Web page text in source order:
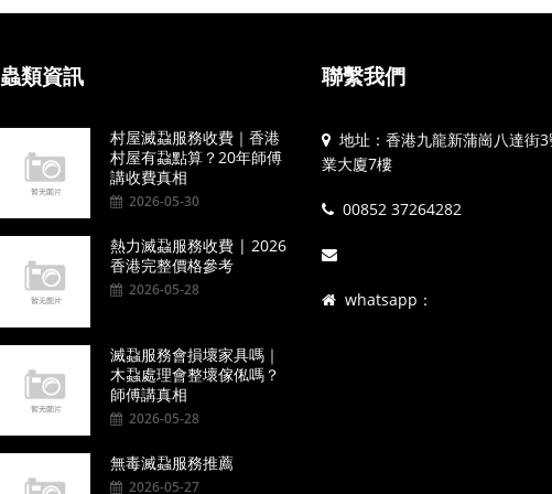
蟲類資訊
村屋滅蝨服務收費｜香港
村屋有蝨點算？20年師傅
講收費真相
2026-05-30
熱力滅蝨服務收費 | 2026
香港完整價格參考
2026-05-28
滅蝨服務會損壞家具嗎｜
木蝨處理會整壞傢俬嗎？
師傅講真相
2026-05-28
無毒滅蝨服務推薦
2026-05-27
聯繫我們
地址：香港九龍新蒲崗八達街
業大廈7樓
00852 37264282
whatsapp：